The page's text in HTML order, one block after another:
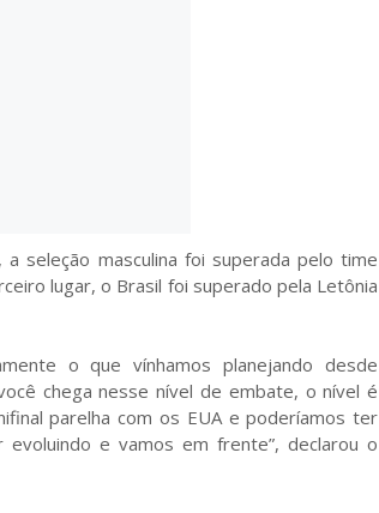
seleção masculina foi superada pelo time
lugar, o Brasil foi superado pela Letônia
o que vínhamos planejando desde
chega nesse nível de embate, o nível é
parelha com os EUA e poderíamos ter
e vamos em frente”, declarou o